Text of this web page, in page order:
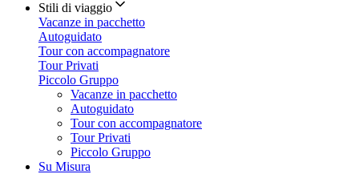
Stili di viaggio
Vacanze in pacchetto
Autoguidato
Tour con accompagnatore
Tour Privati
Piccolo Gruppo
Vacanze in pacchetto
Autoguidato
Tour con accompagnatore
Tour Privati
Piccolo Gruppo
Su Misura